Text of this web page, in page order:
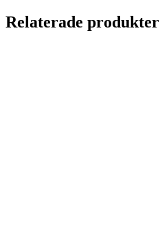
Relaterade produkter